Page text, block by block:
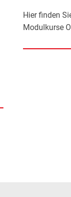
Hier finden
Modulkurse